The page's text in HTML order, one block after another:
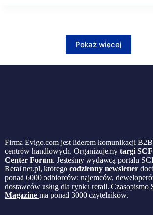
Pokaż więcej
Firma Evigo.com jest liderem komunikacji
centrów handlowych. Organizujemy targi
Center Forum. Jesteśmy wydawcą portalu
Retailnet.pl, którego codzienny newsletter
ponad 6000 odbiorców: najemców,
dostawców usług dla rynku retail. Czasopismo
Magazine ma ponad 3000 czytelników.